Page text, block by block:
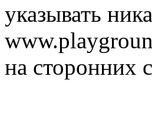
указывать
на сторонних